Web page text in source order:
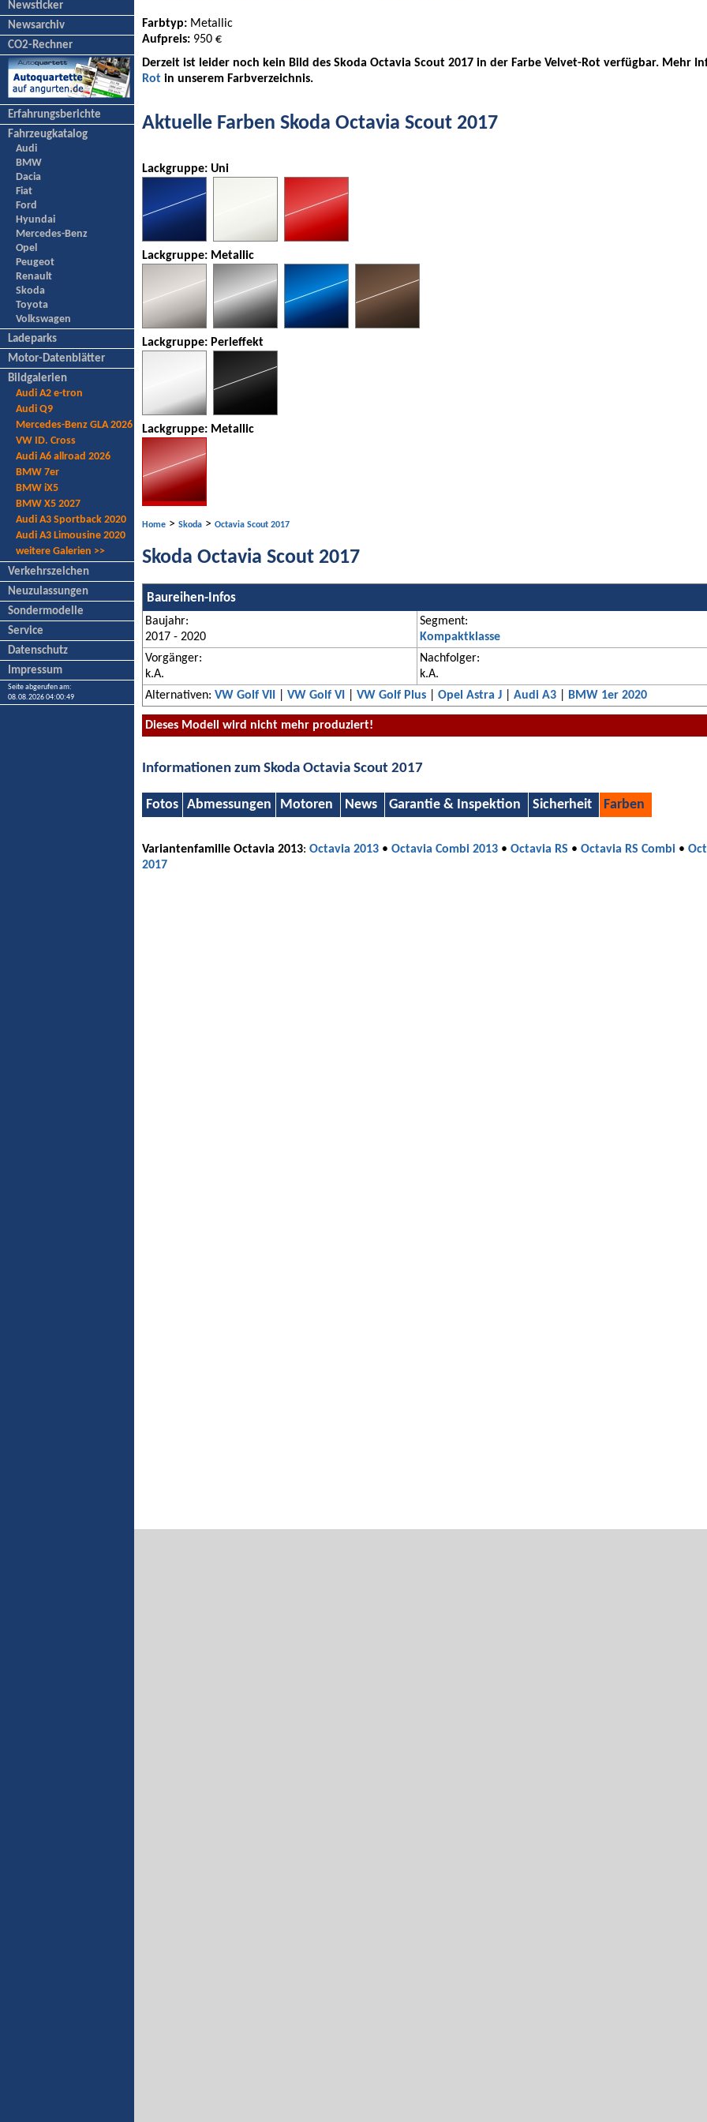
Newsticker
Newsarchiv
CO2-Rechner
Erfahrungsberichte
Fahrzeugkatalog
Audi
BMW
Dacia
Fiat
Ford
Hyundai
Mercedes-Benz
Opel
Peugeot
Renault
Skoda
Toyota
Volkswagen
Ladeparks
Motor-Datenblätter
Bildgalerien
Audi A2 e-tron
Audi Q9
Mercedes-Benz GLA 2026
VW ID. Cross
Audi A6 allroad 2026
BMW 7er
BMW iX5
BMW X5 2027
Audi A3 Sportback 2020
Audi A3 Limousine 2020
weitere Galerien >>
Verkehrszeichen
Neuzulassungen
Sondermodelle
Service
Datenschutz
Impressum
Seite abgerufen am:
08.08.2026 04:00:49
Farbtyp: Metallic
Aufpreis: 950 €
Derzeit ist leider noch kein Bild des Skoda Octavia Scout 2017 in der Farbe Velvet-Rot verfügbar. Mehr
Rot in unserem Farbverzeichnis.
Aktuelle Farben Skoda Octavia Scout 2017
Lackgruppe: Uni
Lackgruppe: Metallic
Lackgruppe: Perleffekt
Lackgruppe: Metallic
Home > Skoda > Octavia Scout 2017
Skoda Octavia Scout 2017
Baureihen-Infos
Baujahr:
2017 - 2020
Segment:
Kompaktklasse
Vorgänger:
k.A.
Nachfolger:
k.A.
Alternativen: VW Golf VII VW Golf VI VW Golf Plus Opel Astra J Audi A3 BMW 1er 2020
Dieses Modell wird nicht mehr produziert!
Informationen zum Skoda Octavia Scout 2017
Fotos Abmessungen Motoren News Garantie & Inspektion Sicherheit Farben
Variantenfamilie Octavia 2013: Octavia 2013 • Octavia Combi 2013 • Octavia RS • Octavia RS Combi •
2017